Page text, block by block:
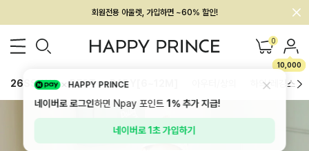
멤버십 최대 28,000원 혜택
0
10,000
26SS 신상 BEST BABY[6~12M] 하의/레깅스
HAPPY PRINCE
네이버로 로그인하면 Npay 포인트1%추가 지급!
네이버로 1초 가입하기